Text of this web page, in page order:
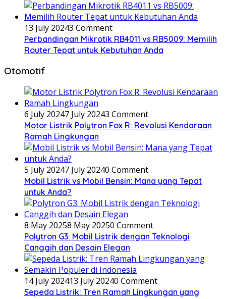
13 July 20243 Comment
Perbandingan Mikrotik RB4011 vs RB5009: Memilih
Router Tepat untuk Kebutuhan Anda
Otomotif
6 July 20247 July 20243 Comment
Motor Listrik Polytron Fox R: Revolusi Kendaraan
Ramah Lingkungan
5 July 20247 July 20240 Comment
Mobil Listrik vs Mobil Bensin: Mana yang Tepat
untuk Anda?
8 May 20258 May 20250 Comment
Polytron G3: Mobil Listrik dengan Teknologi
Canggih dan Desain Elegan
14 July 202413 July 20240 Comment
Sepeda Listrik: Tren Ramah Lingkungan yang